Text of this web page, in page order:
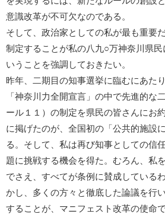
意識改革が不可欠なのである。
そして、政治家としての私が最も重要
制定することが私の八九○万神奈川県民
いうことを強調しておきたい。
昨年、二期目の知事選挙に臨むにあた
「神奈川力全開宣言」の中で先進的な
ール１１）の制定を県民の皆さんにお
に掲げたのが、全国初の「公共的施設
る。そして、私は再び知事としての信
題に挑戦する機会を得た。むろん、私
でさえ、すべてが条例に賛成している
かし、多くの方々と徹底した論議を行
することが、マニフェスト改革の使命